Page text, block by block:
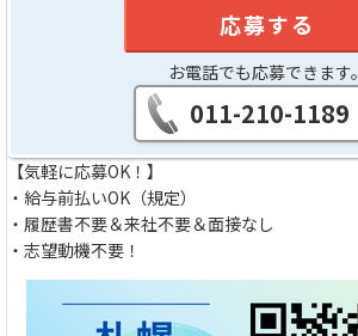
応募する
お電話でも応募できます。
011-210-1189
【気軽に応募OK！】
・給与前払いOK（規定）
・履歴書不要＆来社不要＆面接なし
・志望動機不要！